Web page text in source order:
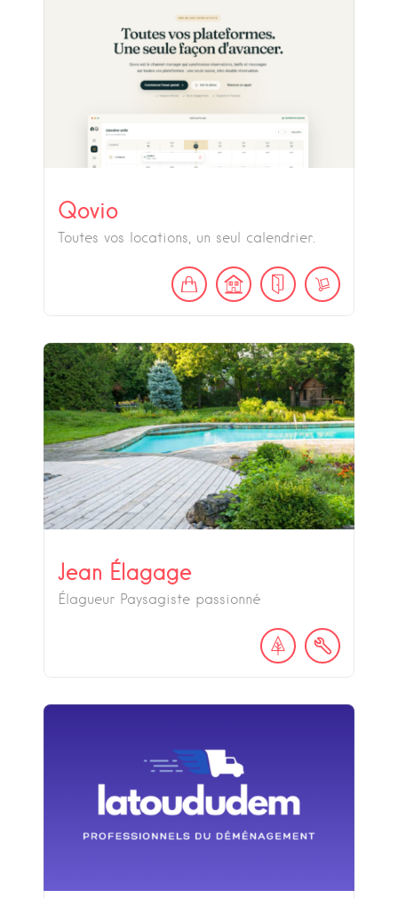
Qovio
Toutes vos locations, un seul calendrier.
Jean Élagage
Élagueur Paysagiste passionné